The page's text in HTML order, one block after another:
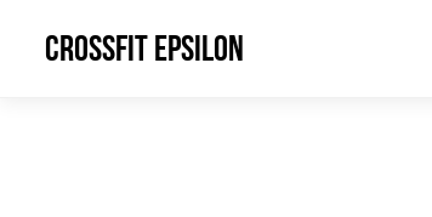
CrossFit Epsilon